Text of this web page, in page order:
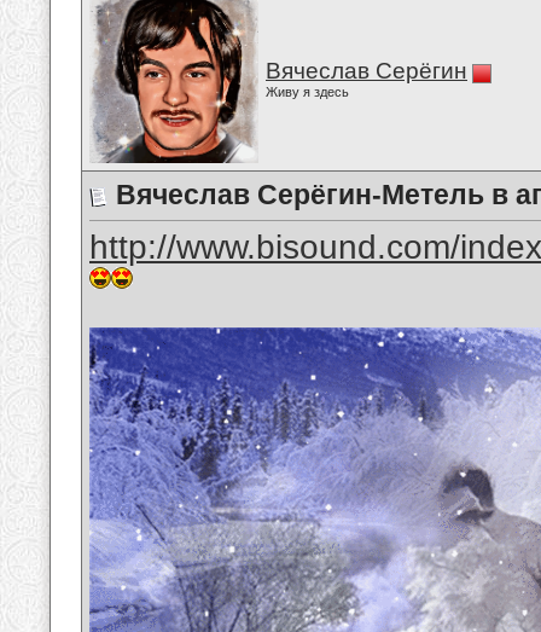
Вячеслав Серёгин
Живу я здесь
Вячеслав Серёгин-Метель в
http://www.bisound.com/